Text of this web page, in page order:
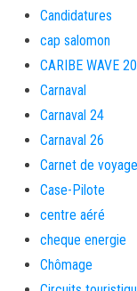
Candidatures
cap salomon
CARIBE WAVE
Carnaval
Carnaval 24
Carnaval 26
Carnet de voyage
Case-Pilote
centre aéré
cheque energie
Chômage